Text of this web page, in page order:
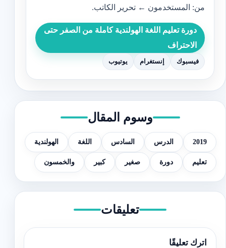
من: المستخدمون ← تحرير الكاتب.
دورة تعليم اللغة الهولندية كاملة من الصفر حتى
الاحتراف
فيسبوك إنستغرام يوتيوب
وسوم المقال
2019 الدرس السادس اللغة الهولندية
تعليم دورة صغير كبير والخمسون
تعليقات
اترك تعليقًا